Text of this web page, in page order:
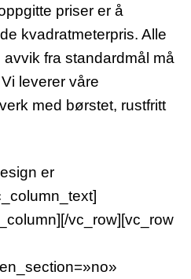
priser er å
kvadratmeterpris. Alle
fra standardmål må
leverer våre
med børstet, rustfritt
er
vc_row][vc_row